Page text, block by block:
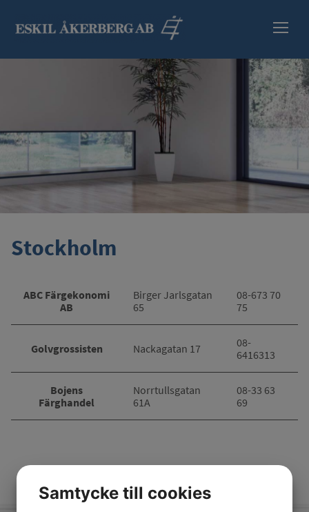
HEM
SORTIMENT
SÄKERHETSBLAD
Stockholm
ABC Färgekonomi
AB
Birger Jarlsgatan
65
08-673 70
75
Golvgrossisten Nackagatan 17
08-
6416313
Bojens
Färghandel
Norrtullsgatan
61A
08-33 63
69
Samtycke till cookies